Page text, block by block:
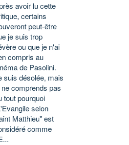
avoir lu cette
certains
peut-être
je suis trop
ou que je n'ai
compris au
de Pasolini.
suis désolée, mais
comprends pas
tout pourquoi
selon
Matthieu" est
comme